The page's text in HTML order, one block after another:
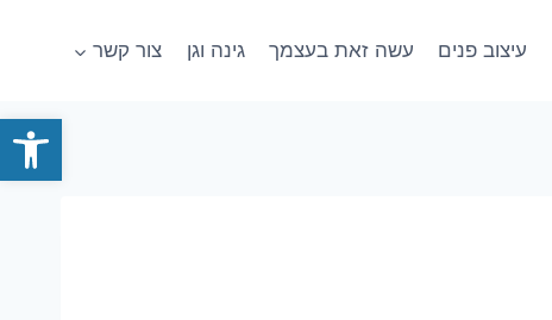
פתח
עיצוב פנים עשה זאת בעצמך גינה וגן צור קשר